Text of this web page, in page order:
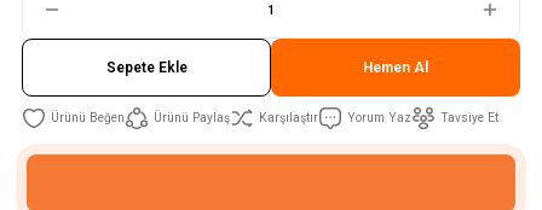
Sepete Ekle Hemen Al
Ürünü Paylaş Karşılaştır Yorum Yaz Tavsiye Et